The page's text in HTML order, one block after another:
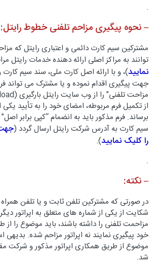
.
– نحوه پیگیری مزاحم تلفنی خطوط رایتل:
مشترکین سیم کارت دائمی و اعتباری رایتل که
توانند به مراکز اصلی ارائه دهنده خدمات رایتل
نمایید)، و با ارائه اصل کارت ملی، سند سیم
جهت پیگیری اقدام نموده و یا مشترک می تواند
از تکمیل فرم مربوطه، امضای خود را به تأیید یکی
برساند. فرم مذکور باید به انضمام “کپی برابر
سیم کارت به آدرس شرکت رایتل ارسال گردد (
را کلیک نمایید).
.
–نکته:
در صورتی که مشترکین تلفن ثابت و یا تلفن
شکایت از یکی از شماره های متعلق به اپراتور
مزاحمت تلفنی را داشته باشند، باید موضوع را از
خود پیگیری نمایند نه اپراتور مزاحم شده.
موضوع از طریق همکاری اپراتور مذکور و شرکت
شد.